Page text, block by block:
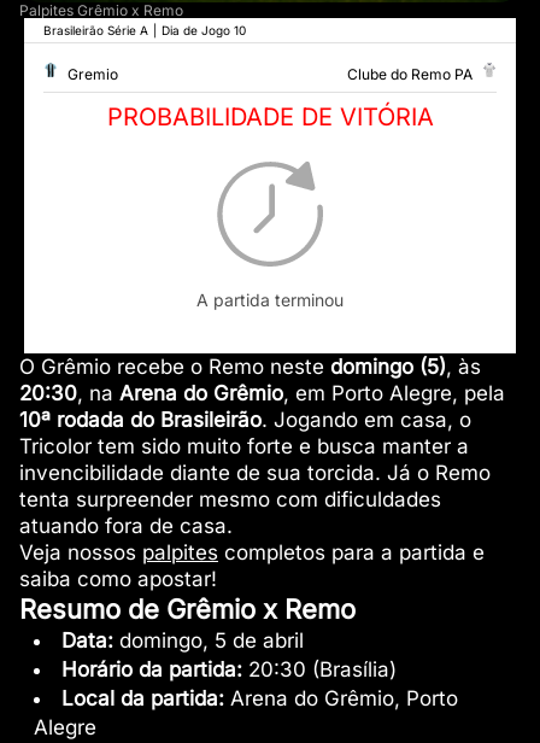
Palpites Grêmio x Remo
Brasileirão Série A Dia de Jogo 10
Gremio Clube do Remo PA
PROBABILIDADE DE VITÓRIA
A partida terminou
O Grêmio recebe o Remo neste domingo (5), às
20:30, na Arena do Grêmio, em Porto Alegre, pela
10ª rodada do Brasileirão. Jogando em casa, o
Tricolor tem sido muito forte e busca manter a
invencibilidade diante de sua torcida. Já o Remo
tenta surpreender mesmo com dificuldades
atuando fora de casa.
Veja nossos palpites completos para a partida e
saiba como apostar!
Resumo de Grêmio x Remo
Data:domingo, 5 de abril
Horário da partida:20:30 (Brasília)
Local da partida:Arena do Grêmio, Porto
Alegre